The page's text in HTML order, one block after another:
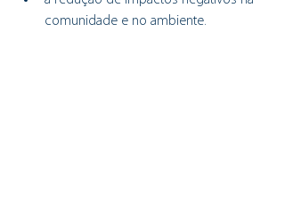
comunidade e no ambiente.